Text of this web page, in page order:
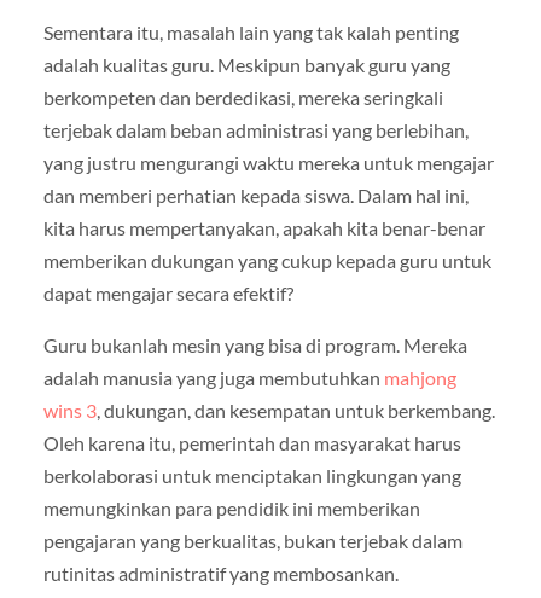
Sementara itu, masalah lain yang tak kalah penting
adalah kualitas guru. Meskipun banyak guru yang
berkompeten dan berdedikasi, mereka seringkali
terjebak dalam beban administrasi yang berlebihan,
yang justru mengurangi waktu mereka untuk mengajar
dan memberi perhatian kepada siswa. Dalam hal ini,
kita harus mempertanyakan, apakah kita benar-benar
memberikan dukungan yang cukup kepada guru untuk
dapat mengajar secara efektif?
Guru bukanlah mesin yang bisa di program. Mereka
adalah manusia yang juga membutuhkan mahjong
wins 3, dukungan, dan kesempatan untuk berkembang.
Oleh karena itu, pemerintah dan masyarakat harus
berkolaborasi untuk menciptakan lingkungan yang
memungkinkan para pendidik ini memberikan
pengajaran yang berkualitas, bukan terjebak dalam
rutinitas administratif yang membosankan.